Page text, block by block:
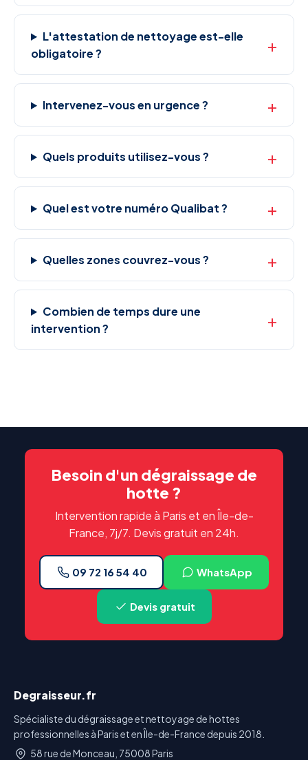
L'attestation de nettoyage est-elle
obligatoire ?
Intervenez-vous en urgence ?
Quels produits utilisez-vous ?
Quel est votre numéro Qualibat ?
Quelles zones couvrez-vous ?
Combien de temps dure une
intervention ?
Besoin d'un dégraissage de
hotte ?
Intervention rapide à Paris et en Île-de-
France, 7j/7. Devis gratuit en 24h.
09 72 16 54 40 WhatsApp
Devis gratuit
Degraisseur.fr
Spécialiste du dégraissage et nettoyage de hottes
professionnelles à Paris et en Île-de-France depuis 2018.
58 rue de Monceau, 75008 Paris